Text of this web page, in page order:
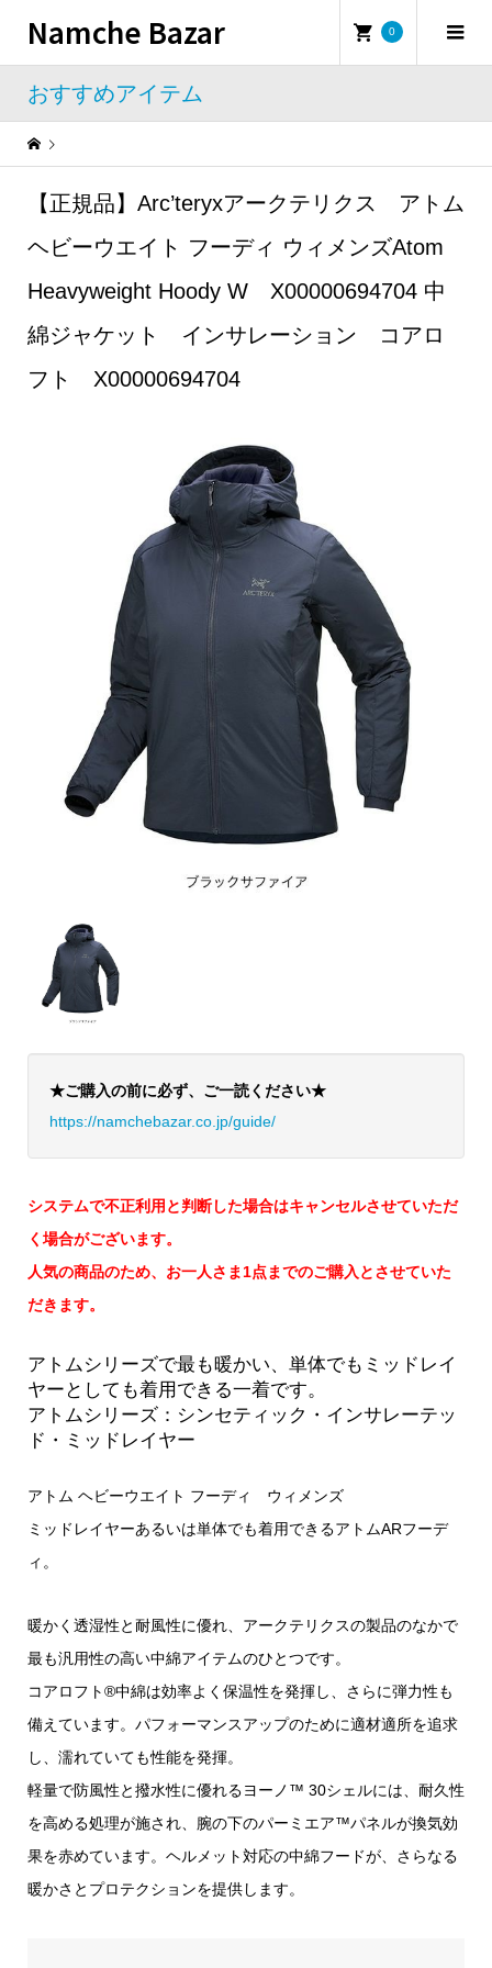
Namche Bazar 0
おすすめアイテム
Warning : Undefined property: WP_Error::$name in
【正規品】Arc’teryxアークテリクス アトム
ヘビーウエイト フーディ ウィメンズAtom
Heavyweight Hoody W X00000694704 中
綿ジャケット インサレーション コアロ
フト X00000694704
★ご購入の前に必ず、ご一読ください★
https://namchebazar.co.jp/guide/
システムで不正利用と判断した場合はキャンセルさせていただ
く場合がございます。
人気の商品のため、お一人さま1点までのご購入とさせていた
だきます。
アトムシリーズで最も暖かい、単体でもミッドレイ
ヤーとしても着用できる一着です。
アトムシリーズ：シンセティック・インサレーテッ
ド・ミッドレイヤー
アトム ヘビーウエイト フーディ ウィメンズ
ミッドレイヤーあるいは単体でも着用できるアトムARフーデ
ィ。
暖かく透湿性と耐風性に優れ、アークテリクスの製品のなかで
最も汎用性の高い中綿アイテムのひとつです。
コアロフト®中綿は効率よく保温性を発揮し、さらに弾力性も
備えています。パフォーマンスアップのために適材適所を追求
し、濡れていても性能を発揮。
軽量で防風性と撥水性に優れるヨーノ™ 30シェルには、耐久性
を高める処理が施され、腕の下のパーミエア™パネルが換気効
果を赤めています。ヘルメット対応の中綿フードが、さらなる
暖かさとプロテクションを提供します。